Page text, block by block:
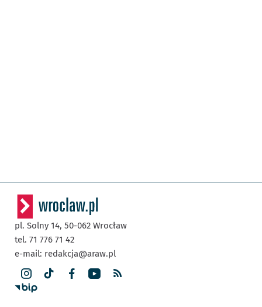
pl. Solny 14, 50-062 Wrocław
tel. 71 776 71 42
e-mail: redakcja@araw.pl